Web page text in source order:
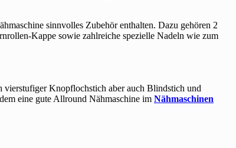
sinnvolles Zubehör enthalten. Dazu gehören 2
Kappe sowie zahlreiche spezielle Nadeln wie zum
vierstufiger Knopflochstich aber auch Blindstich und
eine gute Allround Nähmaschine im Nähmaschinen